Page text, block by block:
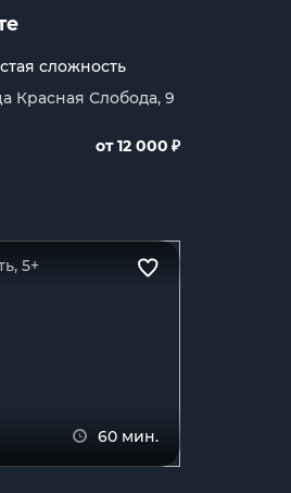
сложность
Красная Слобода, 9
от 12 000 ₽
5+
60 мин.